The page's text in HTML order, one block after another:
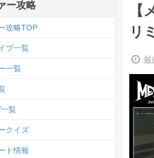
【
リ
最
ー攻略
攻略TOP
プ一覧
一覧
覧
クイズ
ト情報